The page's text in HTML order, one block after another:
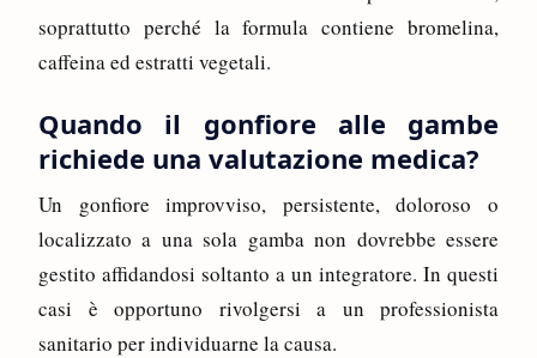
soprattutto perché la formula contiene bromelina,
caffeina ed estratti vegetali.
Quando il gonfiore alle gambe
richiede una valutazione medica?
Un gonfiore improvviso, persistente, doloroso o
localizzato a una sola gamba non dovrebbe essere
gestito affidandosi soltanto a un integratore. In questi
casi è opportuno rivolgersi a un professionista
sanitario per individuarne la causa.